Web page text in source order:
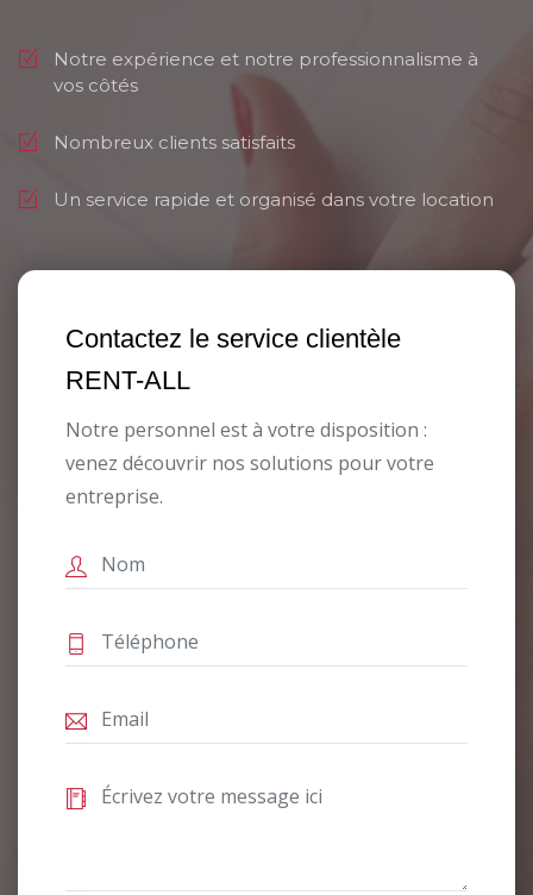
Notre expérience et notre professionnalisme à
vos côtés
Nombreux clients satisfaits
Un service rapide et organisé dans votre location
Contactez le service clientèle
RENT-ALL
Notre personnel est à votre disposition :
venez découvrir nos solutions pour votre
entreprise.